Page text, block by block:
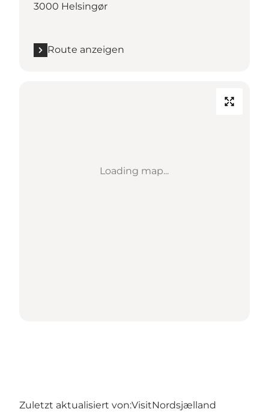
3000 Helsingør
Route anzeigen
Loading map...
Zuletzt aktualisiert von:VisitNordsjælland